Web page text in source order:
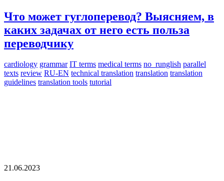
Что может гуглоперевод? Выясняем, в
каких задачах от него есть польза
переводчику
cardiology grammar IT terms medical terms no_runglish parallel
texts review RU-EN technical translation translation translation
guidelines translation tools tutorial
21.06.2023